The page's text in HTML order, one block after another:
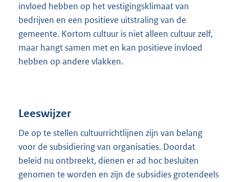
invloed hebben op het vestigingsklimaat van
bedrijven en een positieve uitstraling van de
gemeente. Kortom cultuur is niet alleen cultuur zelf,
maar hangt samen met en kan positieve invloed
hebben op andere vlakken.
Leeswijzer
De op te stellen cultuurrichtlijnen zijn van belang
voor de subsidiering van organisaties. Doordat
beleid nu ontbreekt, dienen er ad hoc besluiten
genomen te worden en zijn de subsidies grotendeels